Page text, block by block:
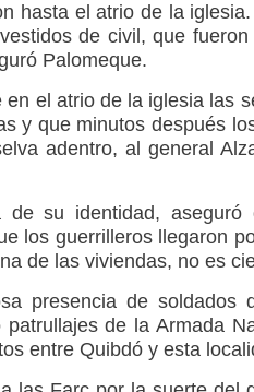
hasta el atrio de la
de civil, que
Palomeque.
el atrio de la iglesia las
y que minutos después
adentro, al general
su identidad, aseguró
los guerrilleros llegaron
de las viviendas, no es
presencia de soldados
de la Armada
entre Quibdó y esta